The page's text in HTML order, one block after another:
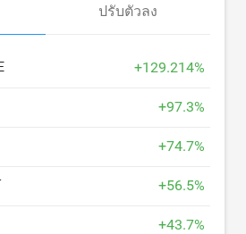
ปรับตัวลง
+129.214%
+97.3%
+74.7%
+56.5%
+43.7%